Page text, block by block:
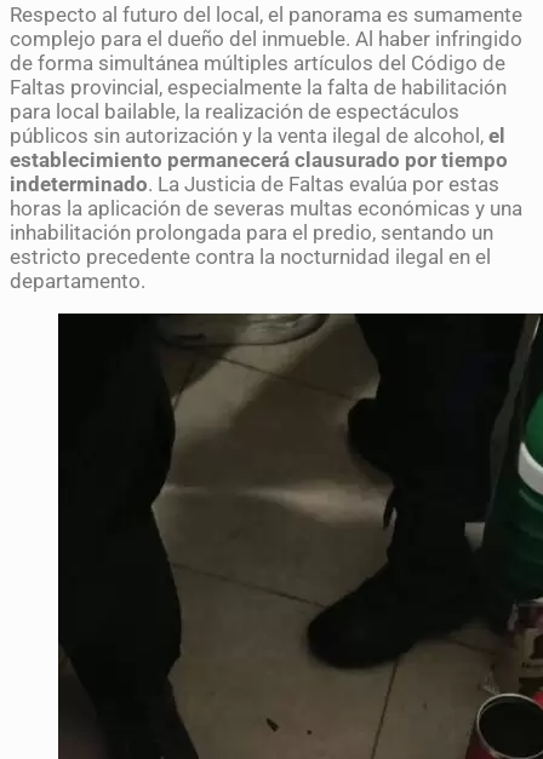
Respecto al futuro del local, el panorama es sumamente
complejo para el dueño del inmueble. Al haber infringido
de forma simultánea múltiples artículos del Código de
Faltas provincial, especialmente la falta de habilitación
para local bailable, la realización de espectáculos
públicos sin autorización y la venta ilegal de alcohol, el
establecimiento permanecerá clausurado por tiempo
indeterminado. La Justicia de Faltas evalúa por estas
horas la aplicación de severas multas económicas y una
inhabilitación prolongada para el predio, sentando un
estricto precedente contra la nocturnidad ilegal en el
departamento.